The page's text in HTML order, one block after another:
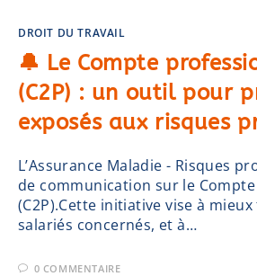
DROIT DU TRAVAIL
🔔 Le Compte
(C2P) : un outil pour
exposés aux risques
L’Assurance Maladie - Risques
de communication sur le
(C2P).Cette initiative vise à
salariés concernés, et à…
0 COMMENTAIRE